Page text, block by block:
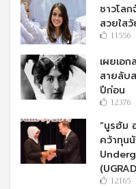
ชาวโล
สวยใส
11556
เผยเอ
สายลับ
ปีก่อน
12376
“นูรฮัม
คว้าทุน
12165